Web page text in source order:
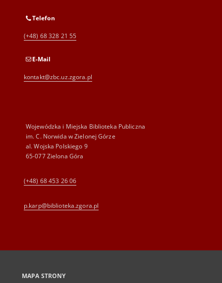
Telefon
(+48) 68 328 21 55
E-Mail
kontakt@zbc.uz.zgora.pl
Wojewódzka i Miejska Biblioteka Publiczna
im. C. Norwida w Zielonej Górze
al. Wojska Polskiego 9
65-077 Zielona Góra
(+48) 68 453 26 06
p.karp@biblioteka.zgora.pl
MAPA STRONY